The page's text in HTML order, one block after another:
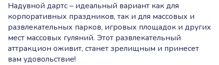
Надувной дартс – идеальный вариант как для
корпоративных праздников, так и для массовых и
развлекательных парков, игровых площадок и других
мест массовых гуляний. Этот развлекательный
аттракцион оживит, станет зрелищным и принесет
вам удовольствие!